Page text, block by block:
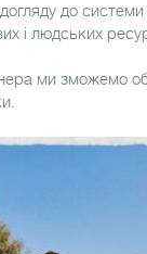
до системи
і людських
ми зможемо